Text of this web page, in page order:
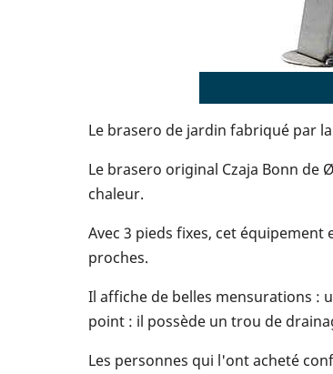
Le brasero de jardin fabriqué par
Le brasero original Czaja Bonn de
chaleur.
Avec 3 pieds fixes, cet
proches.
Il affiche de belles mensurations :
point : il possède un trou de
Les personnes qui l'ont acheté